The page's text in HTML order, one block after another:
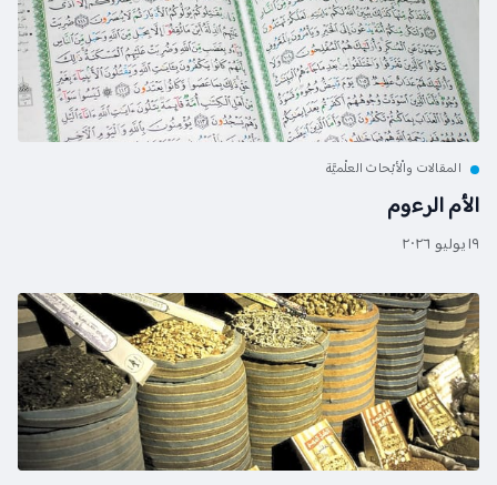
المقالات والْأبْحاث العلْميَّة
الأم الرءوم
١٩ يوليو ٢٠٢٦